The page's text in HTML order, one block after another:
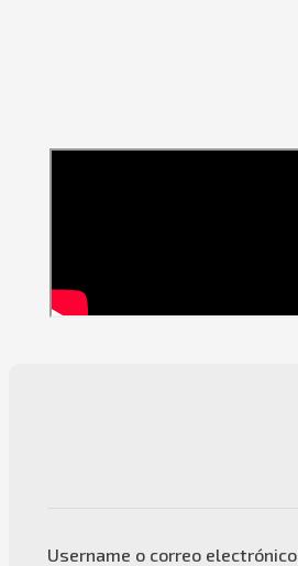
Username o correo electrónico